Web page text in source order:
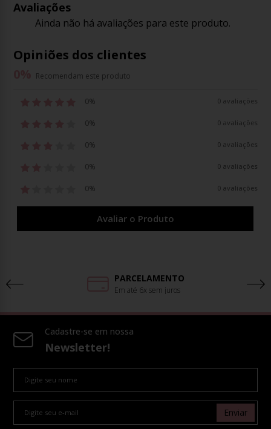
Avaliações
Ainda não há avaliações para este produto.
Opiniões dos clientes
Recomendam este produto
0% 0 avaliações
0% 0 avaliações
0% 0 avaliações
0% 0 avaliações
0% 0 avaliações
Avaliar o Produto
PARCELAMENTO
Em até 6x sem juros
Cadastre-se em nossa
Newsletter!
Enviar